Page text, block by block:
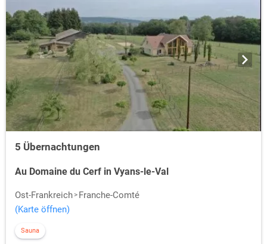
5 Übernachtungen
Au Domaine du Cerf in Vyans-le-Val
Ost-Frankreich
Franche-Comté
(Karte öffnen)
Sauna